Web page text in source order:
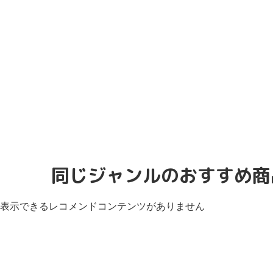
同じジャンルのおすすめ
表示できるレコメンドコンテンツがありません